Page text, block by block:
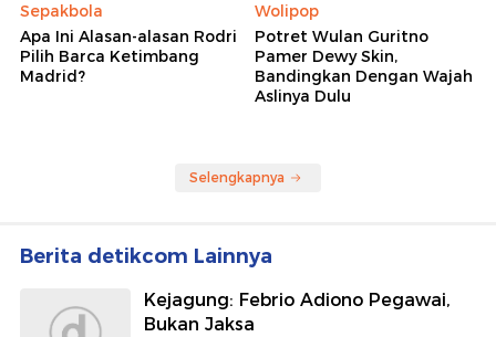
Sepakbola
Apa Ini Alasan-alasan Rodri
Pilih Barca Ketimbang
Madrid?
Wolipop
Potret Wulan Guritno
Pamer Dewy Skin,
Bandingkan Dengan Wajah
Aslinya Dulu
Selengkapnya
Berita detikcom Lainnya
Kejagung: Febrio Adiono Pegawai,
Bukan Jaksa